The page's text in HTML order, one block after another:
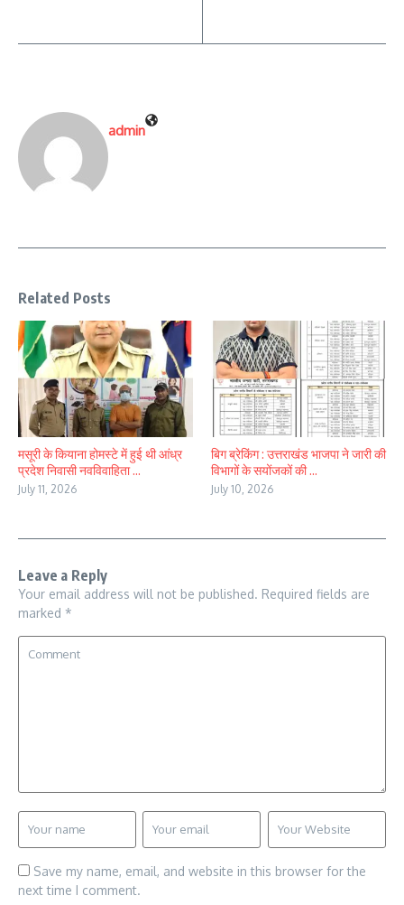
admin
Related Posts
मसूरी के कियाना होमस्टे में हुई थी आंध्र
प्रदेश निवासी नवविवाहिता ...
July 11, 2026
बिग ब्रेकिंग : उत्तराखंड भाजपा ने जारी की
विभागों के सयोंजकों की ...
July 10, 2026
Leave a Reply
Your email address will not be published. Required fields are
marked *
Save my name, email, and website in this browser for the
next time I comment.